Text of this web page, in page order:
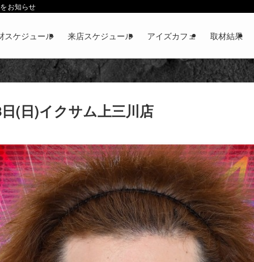
お知らせ
スケジュール 来店スケジュール アイズカフェ 取材結果
(日)イクサム上三川店